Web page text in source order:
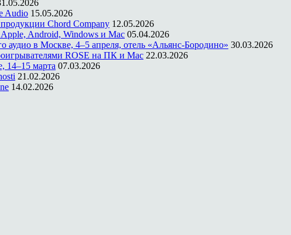
Audio 15.05.2026
Chord Company 12.05.2026
Android, Windows и Mac 05.04.2026
аудио в Москве, 4–5 апреля, отель «Альянс-Бородино» 30.03.2026
ROSE на ПК и Mac 22.03.2026
14–15 марта 07.03.2026
21.02.2026
14.02.2026